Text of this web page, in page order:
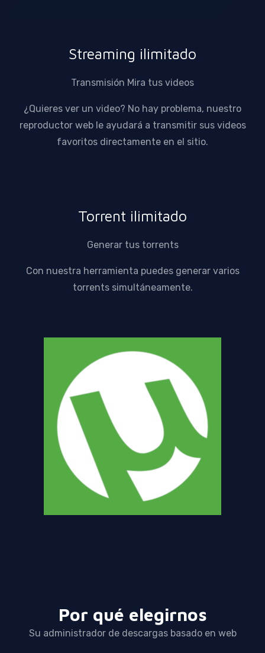
Streaming ilimitado
Transmisión Mira tus videos
¿Quieres ver un video? No hay problema, nuestro
reproductor web le ayudará a transmitir sus videos
favoritos directamente en el sitio.
Torrent ilimitado
Generar tus torrents
Con nuestra herramienta puedes generar varios
torrents simultáneamente.
Por qué elegirnos
Su administrador de descargas basado en web